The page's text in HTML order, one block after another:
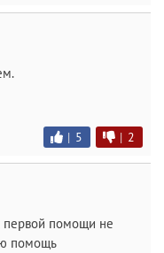
| 5 | 2
первой помощи не
помощь